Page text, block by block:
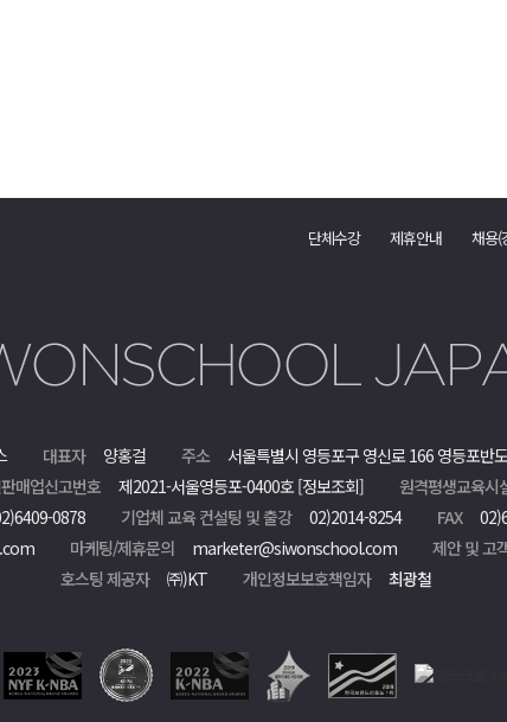
단체수강 제휴안내 채용(
대표자 양홍걸 주소
서울특별시 영등포구 영신로 166 영등포반
매업신고번호 제2021-서울영등포-0400호 [정보조회] 원격평생교육시
0878 기업체 교육 컨설팅 및 출강 02)2014-8254 FAX
마케팅/제휴문의 marketer@siwonschool.com 제안 및 고
호스팅 제공자
㈜)KT 개인정보보호책임자 최광철